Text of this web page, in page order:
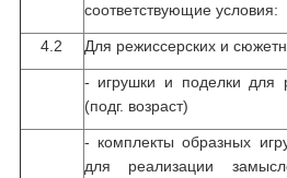
соответствующие условия:
4.2 Для режиссерских и
- игрушки и поделки для
(подг. возраст)
- комплекты образных
для реализации